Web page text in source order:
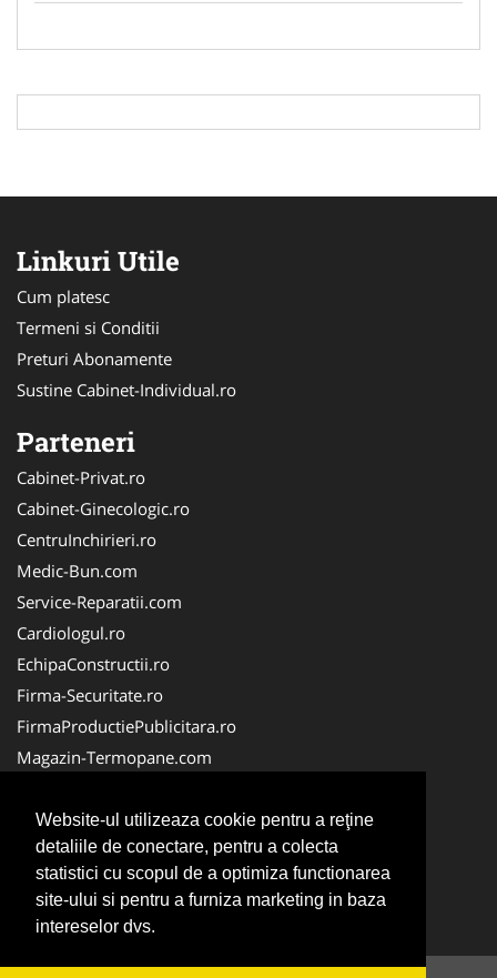
Website-ul utilizeaza cookie pentru a reţine
detaliile de conectare, pentru a colecta
statistici cu scopul de a optimiza functionarea
site-ului si pentru a furniza marketing in baza
intereselor dvs.
Linkuri Utile
Cum platesc
Termeni si Conditii
Preturi Abonamente
Sustine Cabinet-Individual.ro
Parteneri
Cabinet-Privat.ro
Cabinet-Ginecologic.ro
CentruInchirieri.ro
Medic-Bun.com
Service-Reparatii.com
Cardiologul.ro
EchipaConstructii.ro
Firma-Securitate.ro
FirmaProductiePublicitara.ro
Magazin-Termopane.com
CramaVinuri.ro
FirmaTractariAuto.ro
InstalatiiSolare.com
Pescaresc.ro